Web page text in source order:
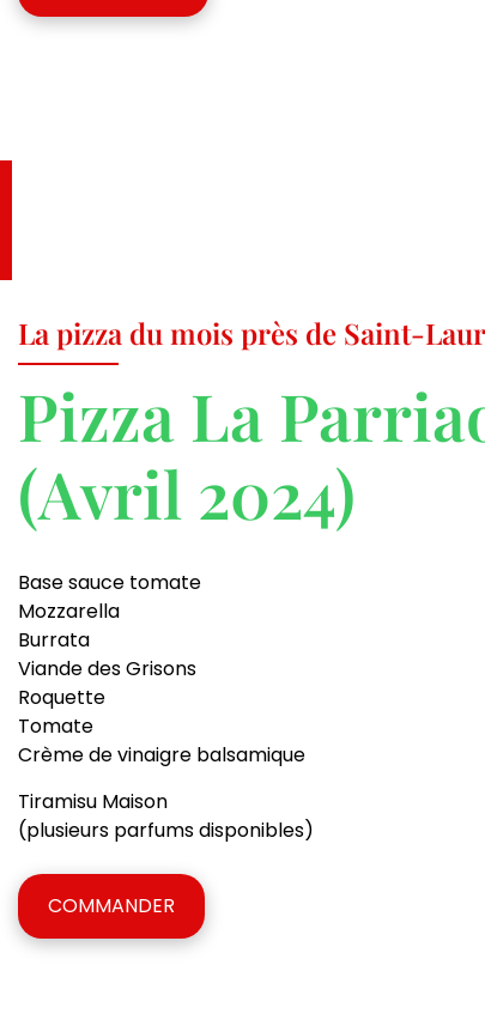
La pizza du mois près de Saint-
Pizza La
(Avril 2024)
Base sauce tomate
Mozzarella
Burrata
Viande des Grisons
Roquette
Tomate
Crème de vinaigre balsamique
Tiramisu Maison
(plusieurs parfums disponibles)
COMMANDER